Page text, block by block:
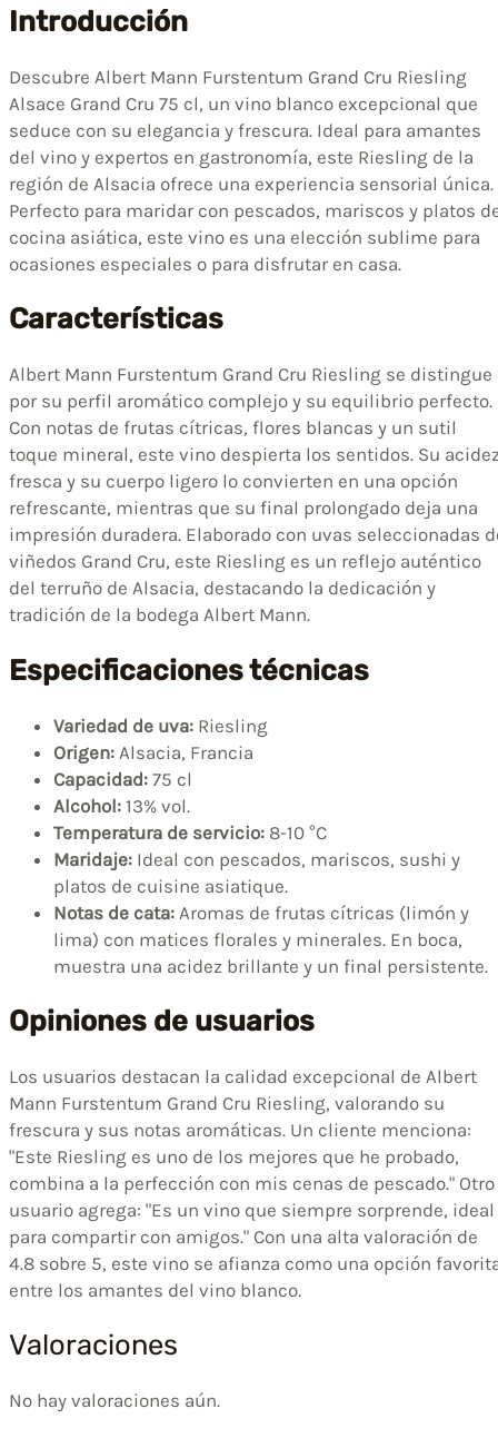
Introducción
Descubre Albert Mann Furstentum Grand Cru Riesling
Alsace Grand Cru 75 cl, un vino blanco excepcional que
seduce con su elegancia y frescura. Ideal para amantes
del vino y expertos en gastronomía, este Riesling de la
región de Alsacia ofrece una experiencia sensorial única.
Perfecto para maridar con pescados, mariscos y platos
cocina asiática, este vino es una elección sublime para
ocasiones especiales o para disfrutar en casa.
Características
Albert Mann Furstentum Grand Cru Riesling se distingue
por su perfil aromático complejo y su equilibrio perfecto.
Con notas de frutas cítricas, flores blancas y un sutil
toque mineral, este vino despierta los sentidos. Su
fresca y su cuerpo ligero lo convierten en una opción
refrescante, mientras que su final prolongado deja una
impresión duradera. Elaborado con uvas seleccionadas
viñedos Grand Cru, este Riesling es un reflejo auténtico
del terruño de Alsacia, destacando la dedicación y
tradición de la bodega Albert Mann.
Especificaciones técnicas
Variedad de uva: Riesling
Origen: Alsacia, Francia
Capacidad: 75 cl
Alcohol: 13% vol.
Temperatura de servicio: 8-10 °C
Maridaje: Ideal con pescados, mariscos, sushi y
platos de cuisine asiatique.
Notas de cata: Aromas de frutas cítricas (limón y
lima) con matices florales y minerales. En boca,
muestra una acidez brillante y un final persistente.
Opiniones de usuarios
Los usuarios destacan la calidad excepcional de Albert
Mann Furstentum Grand Cru Riesling, valorando su
frescura y sus notas aromáticas. Un cliente menciona:
"Este Riesling es uno de los mejores que he probado,
combina a la perfección con mis cenas de pescado." Otro
usuario agrega: "Es un vino que siempre sorprende, ideal
para compartir con amigos." Con una alta valoración de
4.8 sobre 5, este vino se afianza como una opción
entre los amantes del vino blanco.
Valoraciones
No hay valoraciones aún.